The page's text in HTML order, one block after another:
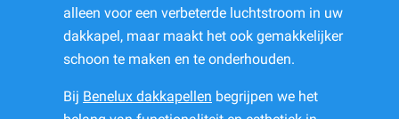
alleen voor een verbeterde luchtstroom in uw
dakkapel, maar maakt het ook gemakkelijker
schoon te maken en te onderhouden.
Bij Benelux dakkapellen begrijpen we het